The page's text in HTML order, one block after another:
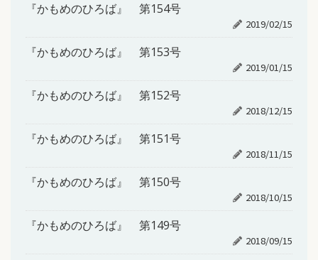
『かもめのひろば』 第154号
2019/02/15
『かもめのひろば』 第153号
2019/01/15
『かもめのひろば』 第152号
2018/12/15
『かもめのひろば』 第151号
2018/11/15
『かもめのひろば』 第150号
2018/10/15
『かもめのひろば』 第149号
2018/09/15